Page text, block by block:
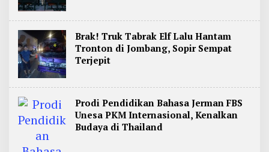
Brak! Truk Tabrak Elf Lalu Hantam
Tronton di Jombang, Sopir Sempat
Terjepit
Prodi Pendidikan Bahasa Jerman FBS
Unesa PKM Internasional, Kenalkan
Budaya di Thailand